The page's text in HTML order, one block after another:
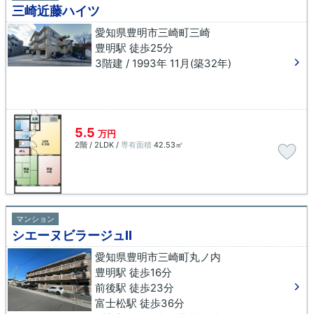
三崎近藤ハイツ
愛知県豊明市三崎町三崎
豊明駅 徒歩25分
3階建 / 1993年 11月(築32年)
5.5 万円
2階 / 2LDK / 専有面積 42.53㎡
マンション
シエーヌビラージュⅡ
愛知県豊明市三崎町丸ノ内
豊明駅 徒歩16分
前後駅 徒歩23分
富士松駅 徒歩36分